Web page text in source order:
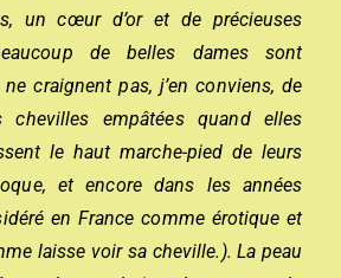
un cœur d’or et de précieuses
de belles dames sont
craignent pas, j’en conviens, de
chevilles empâtées quand elles
le haut marche-pied de leurs
et encore dans les années
en France comme érotique et
laisse voir sa cheville.). La peau